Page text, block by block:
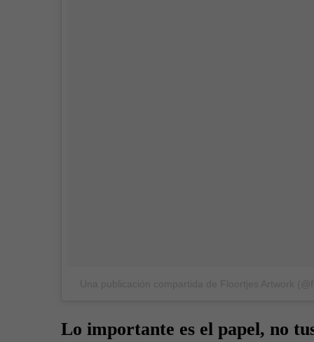
Lo importante es el papel, no